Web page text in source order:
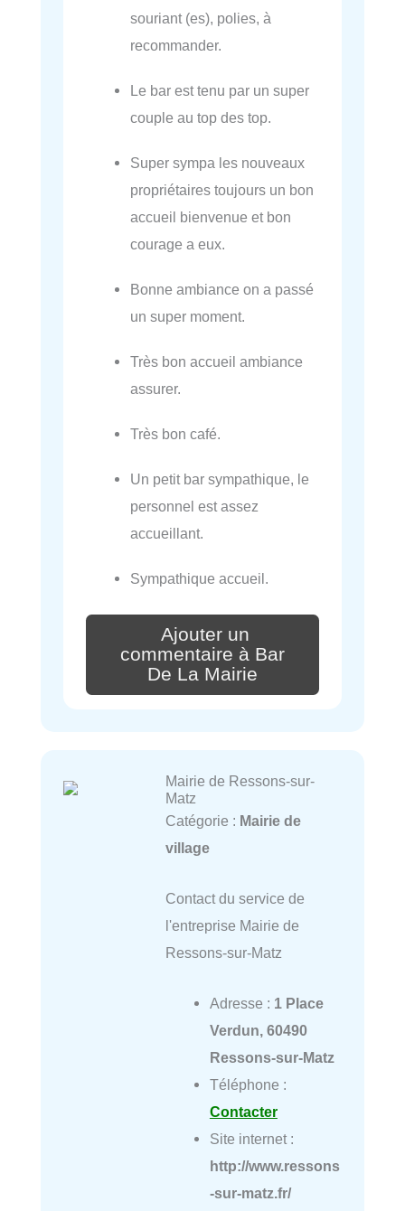
souriant (es), polies, à
recommander.
Le bar est tenu par un super
couple au top des top.
Super sympa les nouveaux
propriétaires toujours un bon
accueil bienvenue et bon
courage a eux.
Bonne ambiance on a passé
un super moment.
Très bon accueil ambiance
assurer.
Très bon café.
Un petit bar sympathique, le
personnel est assez
accueillant.
Sympathique accueil.
Ajouter un
commentaire à Bar
De La Mairie
Mairie de Ressons-sur-
Matz
Catégorie : Mairie de
village
Contact du service de
l'entreprise Mairie de
Ressons-sur-Matz
Adresse : 1 Place
Verdun, 60490
Ressons-sur-Matz
Téléphone :
Contacter
Site internet :
http://www.ressons
-sur-matz.fr/